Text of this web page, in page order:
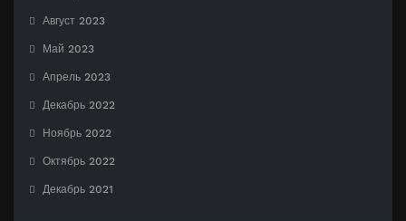
Август 2023
Май 2023
Апрель 2023
Декабрь 2022
Ноябрь 2022
Октябрь 2022
Декабрь 2021